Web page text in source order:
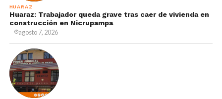
HUARAZ
Huaraz: Trabajador queda grave tras caer de vivienda en
construcción en Nicrupampa
agosto 7, 2026